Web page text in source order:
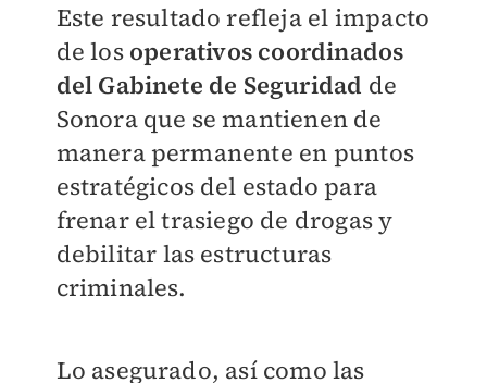
Este resultado refleja el impacto
de los operativos coordinados
del Gabinete de Seguridad de
Sonora que se mantienen de
manera permanente en puntos
estratégicos del estado para
frenar el trasiego de drogas y
debilitar las estructuras
criminales.
Lo asegurado, así como las